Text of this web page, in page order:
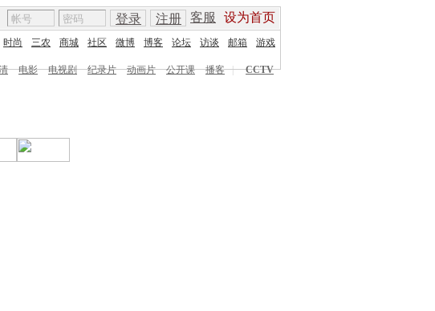
客服 设为首页
登录 注册
时尚 三农 商城 社区 微博 博客 论坛 访谈 邮箱 游戏
电影 电视剧 纪录片 动画片 公开课 播客 |
CCTV